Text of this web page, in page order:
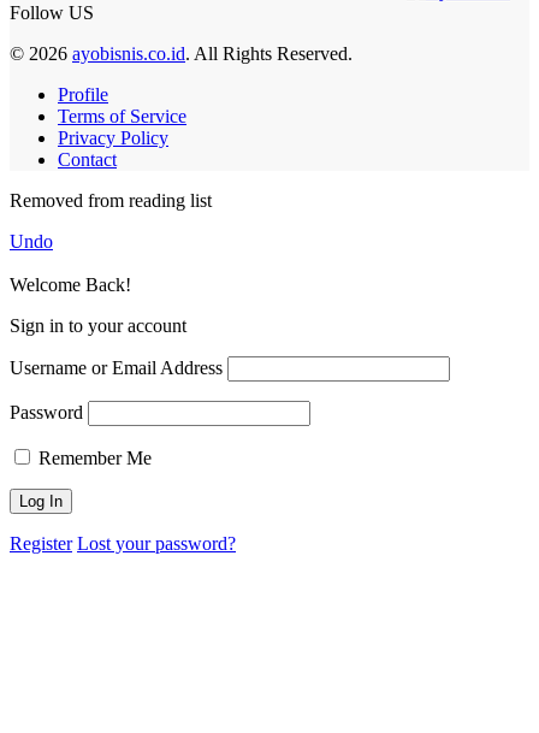
Follow US
© 2026 ayobisnis.co.id. All Rights Reserved.
Profile
Terms of Service
Privacy Policy
Contact
Removed from reading list
Undo
Welcome Back!
Sign in to your account
Username or Email Address
Password
Remember Me
Register Lost your password?